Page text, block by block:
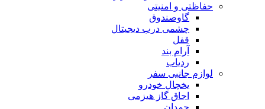
حفاظتی و امنیتی
گاوصندوق
چشمی درب دیجیتال
قفل
آرام بند
ردیاب
لوازم جانبی سفر
یخچال خودرو
اجاق گاز هیزمی
چمدان